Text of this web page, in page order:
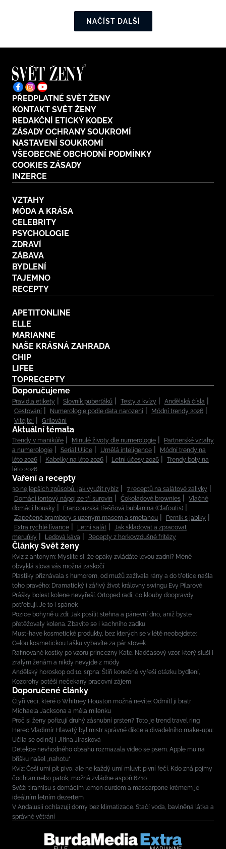
NAČÍST DALŠÍ
PŘEDPLATNÉ SVĚT ŽENY
KONTAKT SVĚT ŽENY
REDAKČNÍ ETICKÝ KODEX
ZÁSADY OCHRANY SOUKROMÍ
NASTAVENÍ SOUKROMÍ
VŠEOBECNÉ OBCHODNÍ PODMÍNKY
COOKIES ZÁSADY
INZERCE
VZTAHY
MÓDA A KRÁSA
CELEBRITY
PSYCHOLOGIE
ZDRAVÍ
ZÁBAVA
BYDLENÍ
TAJEMNO
RECEPTY
APETITONLINE
ELLE
MARIANNE
NAŠE KRÁSNÁ ZAHRADA
CHIP
LIFEE
TOPRECEPTY
Doporučujeme
Pravidla etikety Slovník puberťáků Testy a kvízy
Andělská čísla
Cestování
Numerologie podle data narození
Módní trendy 2026
Vítejte!
Grilování
Aktuální témata
Trendy v manikúře Minulé životy dle numerologie
Partnerské vztahy
a numerologie
Seriál Ulice Umělá inteligence
Módní trendy na
léto 2026
Kabelky na léto 2026 Letní účesy 2026
Trendy boty na
léto 2026
Vaření a recepty
30 nejlepších způsobů, jak využít rybíz
7 receptů na salátové zálivky
Domácí iontový nápoj ze tří surovin
Čokoládové brownies
Vláčné
domácí housky
Francouzská třešňová bublanina (Clafoutis)
Zapečené brambory s uzeným masem a smetanou
Perník s jablky
Extra rychlé lívance
Letní salát
Jak skladovat a zpracovat
meruňky
Ledová káva Recepty z horkovzdušné fritézy
Články Svět ženy
Kvíz z antonym: Myslíte si, že opaky zvládáte levou zadní? Méně
obvyklá slova vás možná zaskočí
Plastiky přiznávala s humorem, od mužů zažívala rány a do třetice našla
toho pravého: Dramatický i zářivý život královny swingu Evy Pilarové
Prášky bolest kolene nevyřeší. Ortoped radí, co klouby doopravdy
potřebují. Je to i spánek
Pozice bohyně u zdi: Jak posílit stehna a pánevní dno, aniž byste
přetěžovaly kolena. Zbavíte se i kachního zadku
Must-have kosmetické produkty, bez kterých se v létě neobejdete:
Celou kosmetickou tašku vybavíte za pár stovek
Rafinované kostky po vzoru princezny Kate. Nadčasový vzor, který sluší i
zralým ženám a nikdy nevyjde z módy
Andělský horoskop od 10. srpna: Štíři konečně vyřeší otázku bydlení,
Kozorohy potěší nečekaný pracovní zájem
Doporučené články
Čtyři věci, které o Whitney Houston možná nevíte: Odmítl ji bratr
Michaela Jacksona a měla milenku
Proč si ženy pořizují druhý zásnubní prsten? Toto je trend travel ring
Herec Vladimír Hlavatý byl mistr správné dikce a divadelního make-upu:
Učila se od něj i Jiřina Jirásková
Detekce nevhodného obsahu rozmazala video se psem. Apple mu na
bříšku našel „nahotu“
Kvíz: Češi umí pít pivo, ale ne každý umí mluvit pivní řečí. Kdo zná pojmy
čochtan nebo patok, možná zvládne aspoň 6/10
Svěží tiramisu s domácím lemon curdem a mascarpone krémem je
ideálním letním dezertem
V Andalusii ochlazují domy bez klimatizace. Stačí voda, bavlněná látka a
správné větrání